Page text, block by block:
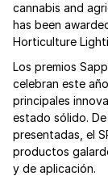
cannabis and
has been
Horticulture
Los premios
celebran este
principales
estado sólido.
presentadas, el
productos
y de aplicación.